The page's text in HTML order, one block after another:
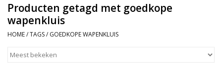
Gecertificeerd
Niet gecertificeerd
Producten getagd met goedkope
wapenkluis
HOME/TAGS/ GOEDKOPE WAPENKLUIS